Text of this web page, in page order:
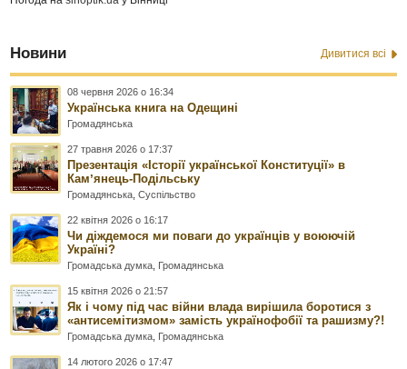
Новини Дивитися всі
08 червня 2026 о 16:34
Українська книга на Одещині
Громадянська
27 травня 2026 о 17:37
Презентація «Історії української Конституції» в
Камʼянець-Подільську
Громадянська ,Суспільство
22 квітня 2026 о 16:17
Чи діждемося ми поваги до українців у воюючій
Україні?
Громадська думка Громадянська
15 квітня 2026 о 21:57
Як і чому під час війни влада вирішила боротися з
«антисемітизмом» замість українофобії та рашизму?!
Громадська думка Громадянська
14 лютого 2026 о 17:47